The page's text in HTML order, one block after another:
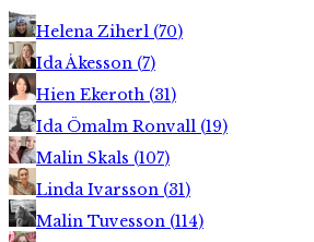
Helena Ziherl (70)
Ida Åkesson (7)
Hien Ekeroth (31)
Ida Ömalm Ronvall (19)
Malin Skals (107)
Linda Ivarsson (31)
Malin Tuvesson (114)